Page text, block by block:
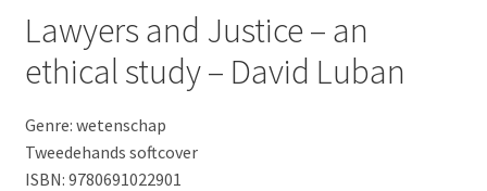
Lawyers and Justice – an
ethical study – David Luban
Genre: wetenschap
Tweedehands softcover
ISBN: 9780691022901